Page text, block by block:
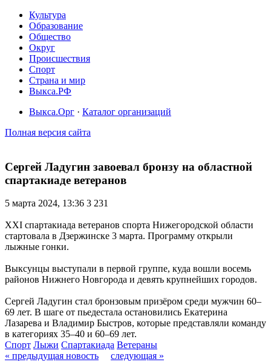
Культура
Образование
Общество
Округ
Происшествия
Спорт
Страна и мир
Выкса.РФ
Выкса.Орг · Каталог организаций
Полная версия сайта
Сергей Ладугин завоевал бронзу на областной
спартакиаде ветеранов
5 марта 2024, 13:36 3 231
XXI спартакиада ветеранов спорта Нижегородской области
стартовала в Дзержинске 3 марта. Программу открыли
лыжные гонки.
Выксунцы выступали в первой группе, куда вошли восемь
районов Нижнего Новгорода и девять крупнейших городов.
Сергей Ладугин стал бронзовым призёром среди мужчин 60–
69 лет. В шаге от пьедестала остановились Екатерина
Лазарева и Владимир Быстров, которые представляли команду
в категориях 35–40 и 60–69 лет.
Спорт Лыжи Спартакиада Ветераны
« предыдущая новость
следующая »